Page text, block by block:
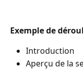
Exemple de
Introduction
Aperçu de la